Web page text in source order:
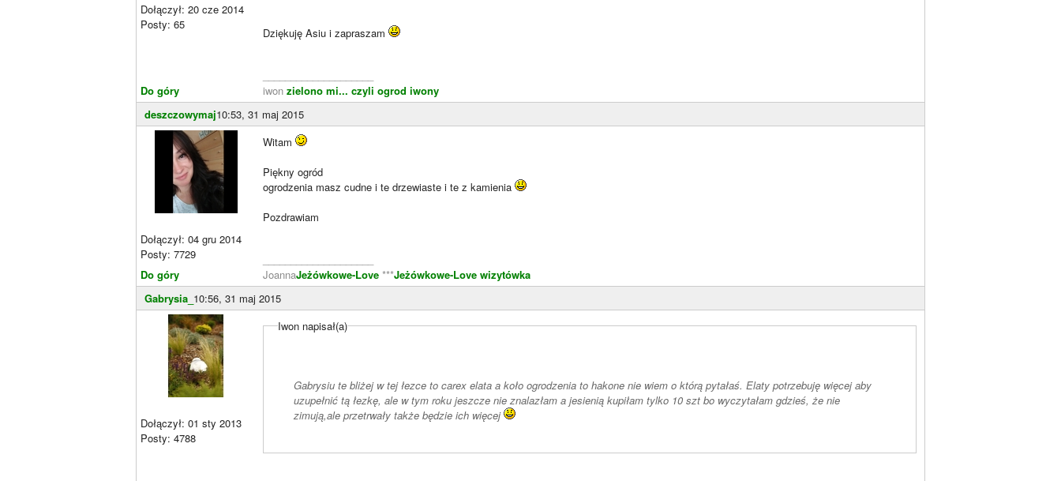
Dołączył: 20 cze 2014
Posty: 65
Do góry
Dziękuję Asiu i zapraszam
iwon zielono mi... czyli ogrod iwony
deszczowymaj10:53, 31 maj 2015
Dołączył: 04 gru 2014
Posty: 7729
Do góry
Witam
Piękny ogród
ogrodzenia masz cudne i te drzewiaste i te z kamienia
Pozdrawiam
JoannaJeżówkowe-Love ***Jeżówkowe-Love wizytówka
Gabrysia_ 10:56, 31 maj 2015
Dołączył: 01 sty 2013
Posty: 4788
Iwon napisał(a)
Gabrysiu te bliżej w tej łezce to carex elata a koło ogrodzenia to hakone nie wiem o którą pytałaś. Elaty potrzebuję więcej aby
uzupełnić tą łezkę, ale w tym roku jeszcze nie znalazłam a jesienią kupiłam tylko 10 szt bo wyczytałam gdzieś, że nie
zimują,ale przetrwały także będzie ich więcej